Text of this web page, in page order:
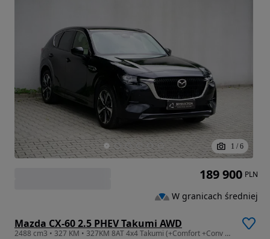
1 / 6
Mazda CX-60 2.5 PHEV Takumi AWD
2488 cm3 • 327 KM • 327KM 8AT 4x4 Takumi (+Comfort +Conv & Sound), DEMO, FV 23%
189 900 PLN
W granicach średniej